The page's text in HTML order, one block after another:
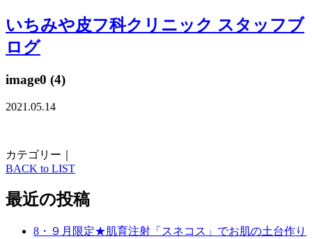
いちみや皮フ科クリニック スタッフブ
ログ
image0 (4)
2021.05.14
カテゴリー｜
BACK to LIST
最近の投稿
8・９月限定★肌育注射「スネコス」でお肌の土台作り